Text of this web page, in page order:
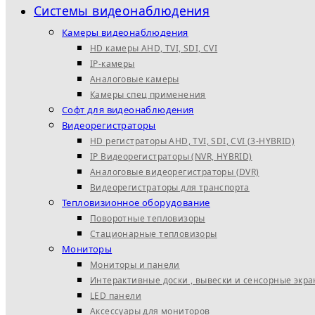
Системы видеонаблюдения
Камеры видеонаблюдения
HD камеры AHD, TVI, SDI, CVI
IP-камеры
Аналоговые камеры
Камеры спец применения
Софт для видеонаблюдения
Видеорегистраторы
HD регистраторы AHD, TVI, SDI, CVI (3-HYBRID)
IP Видеорегистраторы (NVR, HYBRID)
Аналоговые видеорегистраторы (DVR)
Видеорегистраторы для транспорта
Тепловизионное оборудование
Поворотные тепловизоры
Стационарные тепловизоры
Мониторы
Мониторы и панели
Интерактивные доски , вывески и сенсорные
LED панели
Аксессуары для мониторов